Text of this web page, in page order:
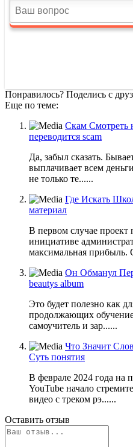
Понравилось? Поделись с
Еще по теме:
Скам Смотреть
переводится scam
Да, забыл сказать.
выплачивает всем
не только те......
Где Искать
материал
В первом случае проект
инициативе
максимальная прибыль.
Он Обманул
beautys album
Это будет полезно как
продолжающих
самоучитель и зар......
Что Значит
Суть понятия
В феврале 2024 года на
YouTube начало
видео с треком рэ......
Оставить отзыв